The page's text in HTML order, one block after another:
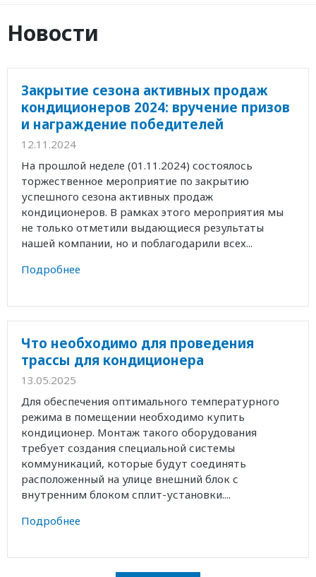
Новости
Закрытие сезона активных продаж
кондиционеров 2024: вручение призов
и награждение победителей
12.11.2024
На прошлой неделе (01.11.2024) состоялось
торжественное мероприятие по закрытию
успешного сезона активных продаж
кондиционеров. В рамках этого мероприятия мы
не только отметили выдающиеся результаты
нашей компании, но и поблагодарили всех...
Подробнее
Что необходимо для проведения
трассы для кондиционера
13.05.2025
Для обеспечения оптимального температурного
режима в помещении необходимо купить
кондиционер. Монтаж такого оборудования
требует создания специальной системы
коммуникаций, которые будут соединять
расположенный на улице внешний блок с
внутренним блоком сплит-установки....
Подробнее